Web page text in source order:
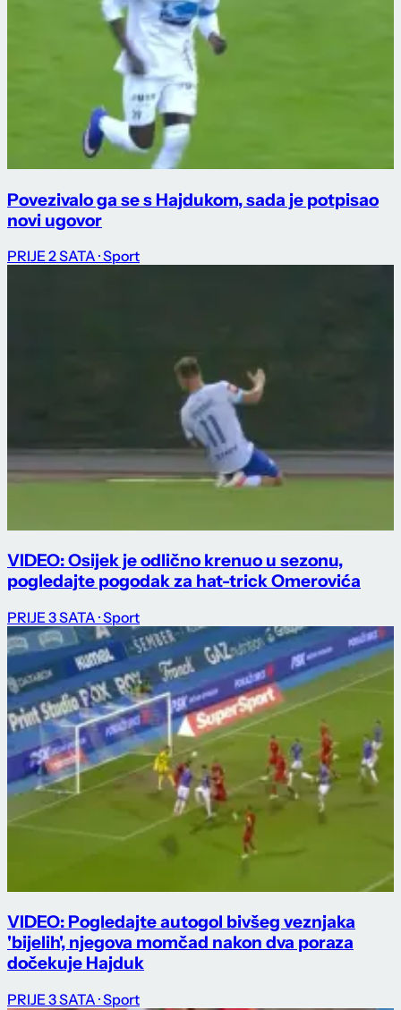
Povezivalo ga se s Hajdukom, sada je potpisao
novi ugovor
PRIJE 2 SATA · Sport
VIDEO: Osijek je odlično krenuo u sezonu,
pogledajte pogodak za hat-trick Omerovića
PRIJE 3 SATA · Sport
VIDEO: Pogledajte autogol bivšeg veznjaka
'bijelih', njegova momčad nakon dva poraza
dočekuje Hajduk
PRIJE 3 SATA · Sport